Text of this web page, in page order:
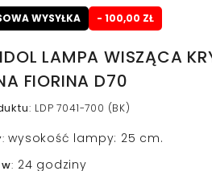
WYSYŁKA - 100,00 ZŁ
LAMPA WISZĄCA
FIORINA D70
: LDP 7041-700 (BK)
: wysokość lampy: 25 cm.
w: 24 godziny